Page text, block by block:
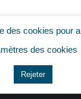
des cookies pour
des cookies
Rejeter